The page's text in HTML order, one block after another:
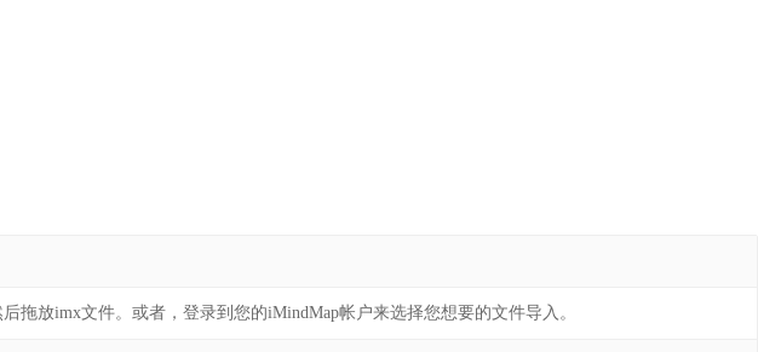
拖放imx文件。或者，登录到您的iMindMap帐户来选择您想要的文件导入。